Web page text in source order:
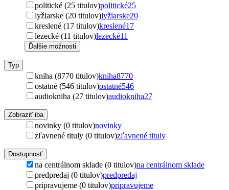
politické (25 titulov)politické25
lyžiarske (20 titulov)lyžiarske20
kreslené (17 titulov)kreslené17
lezecké (11 titulov)lezecké11
Ďalšie možnosti
Typ
kniha (8770 titulov)kniha8770
ostatné (546 titulov)ostatné546
audiokniha (27 titulov)audiokniha27
Zobraziť iba
novinky (0 titulov)novinky
zľavnené tituly (0 titulov)zľavnené tituly
Dostupnosť
na centrálnom sklade (0 titulov)na centrálnom sklade
predpredaj (0 titulov)predpredaj
pripravujeme (0 titulov)pripravujeme